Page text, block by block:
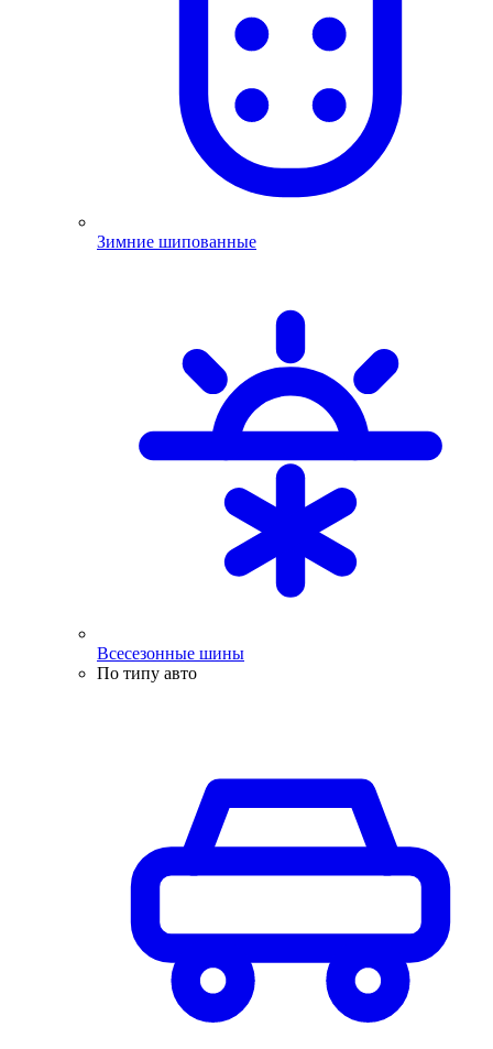
Зимние шипованные
Всесезонные шины
По типу авто